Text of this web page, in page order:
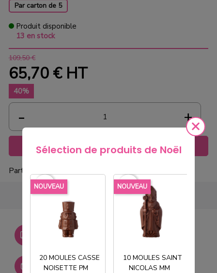
Sélection de produits de Noël
NOUVEAU
20 MOULES CASSE
NOISETTE PM
favorite_border NOUVEAU
10 MOULES SAINT
NICOLAS MM
favorite_border
Par carton de 5
Produit disponible
13 en stock
109,50 €
65,70 € HT
40%
Ajouter au panier
Partager
Livraison gratuite dès
750€ HT
Stock permanent :